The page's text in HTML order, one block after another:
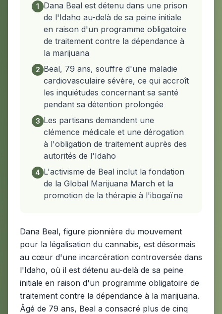
1
Dana Beal est détenu dans une prison
de l'Idaho au-delà de sa peine initiale
en raison d'un programme obligatoire
de traitement contre la dépendance à
la marijuana
2 Beal, 79 ans, souffre d'une maladie
cardiovasculaire sévère, ce qui accroît
les inquiétudes concernant sa santé
pendant sa détention prolongée
3 Les partisans demandent une
clémence médicale et une dérogation
à l'obligation de traitement auprès des
autorités de l'Idaho
4 L'activisme de Beal inclut la fondation
de la Global Marijuana March et la
promotion de la thérapie à l'ibogaïne
Dana Beal, figure pionnière du mouvement
pour la légalisation du cannabis, est désormais
au cœur d'une incarcération controversée dans
l'Idaho, où il est détenu au-delà de sa peine
initiale en raison d'un programme obligatoire de
traitement contre la dépendance à la marijuana.
Âgé de 79 ans, Beal a consacré plus de cinq